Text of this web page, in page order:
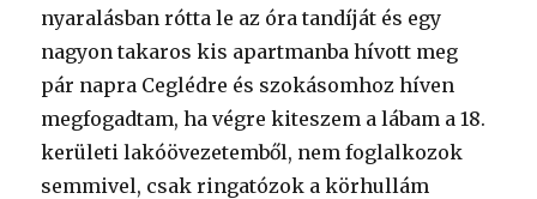
nyaralásban rótta le az óra tandíját és egy
nagyon takaros kis apartmanba hívott meg
pár napra Ceglédre és szokásomhoz híven
megfogadtam, ha végre kiteszem a lábam a 18.
kerületi lakóövezetemből, nem foglalkozok
semmivel, csak ringatózok a körhullám